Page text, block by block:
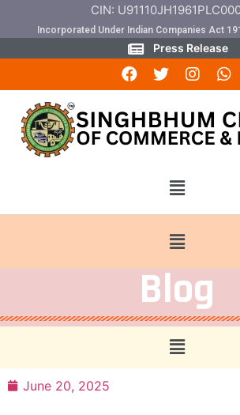
CIN:
Incorporated Under Indian Companies Act
Press Release
Blog
June 20, 2025